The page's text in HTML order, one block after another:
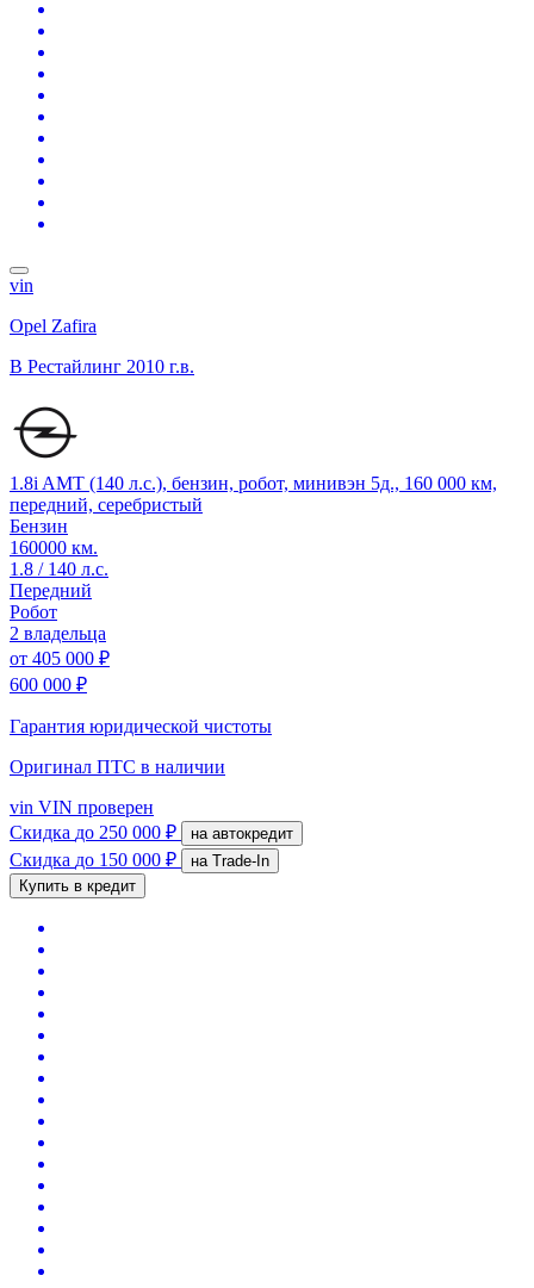
vin
Opel Zafira
B Рестайлинг 2010 г.в.
1.8i AMT (140 л.с.), бензин, робот, минивэн 5д., 160 000 км,
передний, серебристый
Бензин
160000 км.
1.8 / 140 л.с.
Передний
Робот
2 владельца
от 405 000 ₽
600 000 ₽
Гарантия юридической чистоты
Оригинал ПТС в наличии
vin VIN проверен
Скидка до 250 000 ₽ на автокредит
Скидка до 150 000 ₽
на Trade-In
Купить в кредит